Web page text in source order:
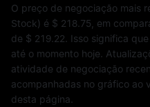
O preço de negociação mais
Stock) é $ 218.75 , em
de $ 219.22 . Isso significa
até o momento hoje.
atividade de negociação
acompanhadas no gráfico ao
desta página.